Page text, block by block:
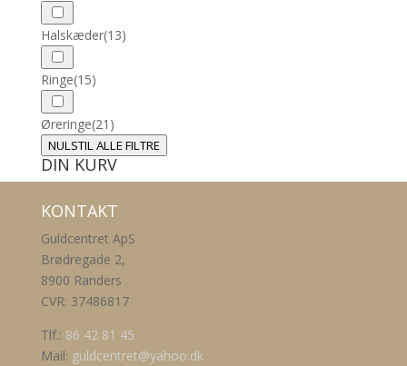
Halskæder(13)
Ringe(15)
Øreringe(21)
NULSTIL ALLE FILTRE
DIN KURV
KONTAKT
Guldcentret ApS
Brødregade 2,
8900 Randers
CVR: 37486817
Tlf.: 86 42 81 45
Mail: guldcentret@yahoo.dk